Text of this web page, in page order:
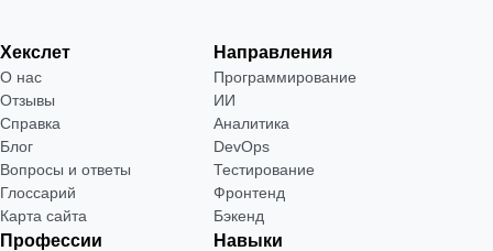
Хекслет
О нас
Отзывы
Справка
Блог
Вопросы и ответы
Глоссарий
Карта сайта
Направления
Программирование
ИИ
Аналитика
DevOps
Тестирование
Фронтенд
Бэкенд
Профессии Навыки